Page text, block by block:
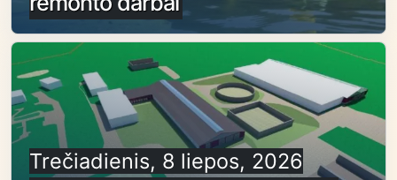
Trečiadienis, 8 liepos, 2026